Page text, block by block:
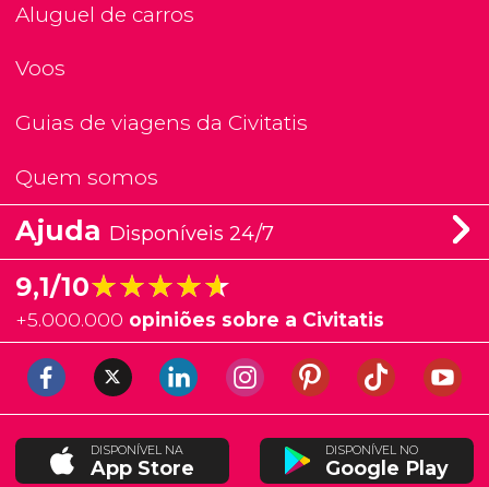
Aluguel de carros
Voos
Guias de viagens da Civitatis
Quem somos
Ajuda Disponíveis 24/7
9,1/10★★★★★
★★★★★
+5.000.000 opiniões sobre a Civitatis
DISPONÍVEL NA
App Store
DISPONÍVEL NO
Google Play